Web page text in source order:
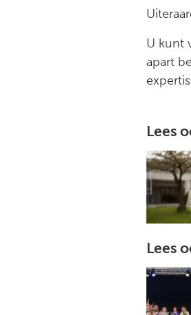
U kunt
apart
Lees
Lees